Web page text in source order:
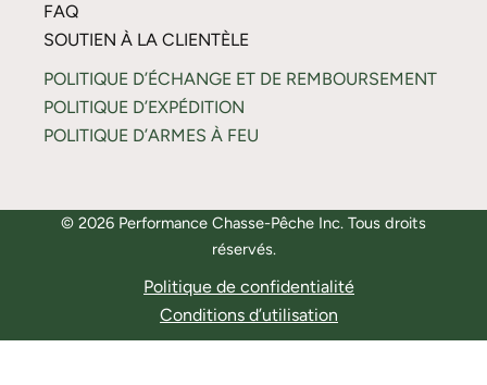
FAQ
SOUTIEN À LA CLIENTÈLE
POLITIQUE D’ÉCHANGE ET DE REMBOURSEMENT
POLITIQUE D’EXPÉDITION
POLITIQUE D’ARMES À FEU
© 2026 Performance Chasse-Pêche Inc. Tous droits
réservés.
Politique de confidentialité
Conditions d’utilisation